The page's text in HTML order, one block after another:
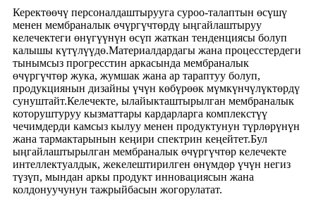
Керектөөчү персоналдаштырууга суроо-талаптын өсүшү
менен мембраналык өчүргүчтөрдү ыңгайлаштыруу
келечектеги өнүгүүнүн өсүп жаткан тенденциясы болуп
калышы күтүлүүдө.Материалдардагы жана процесстердеги
тынымсыз прогресстин аркасында мембраналык
өчүргүчтөр жука, жумшак жана ар тараптуу болуп,
продукциянын дизайны үчүн көбүрөөк мүмкүнчүлүктөрдү
сунуштайт.Келечекте, ылайыкташтырылган мембраналык
которуштуруу кызматтары кардарларга комплекстүү
чечимдерди камсыз кылуу менен продуктунун түрлөрүнүн
жана тармактарынын кеңири спектрин кеңейтет.Бул
ыңгайлаштырылган мембраналык өчүргүчтөр келечекте
интеллектуалдык, жекелештирилген өнүмдөр үчүн негиз
түзүп, мындан аркы продукт инновациясын жана
колдонуучунун тажрыйбасын жогорулатат.